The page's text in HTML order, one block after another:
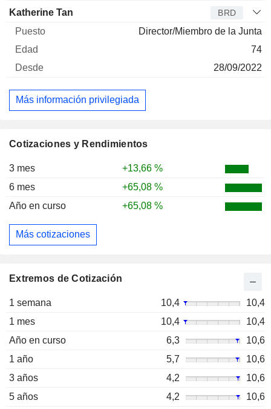
Cotizaciones y Rendimientos
3 mes
+13,66 %
6 mes
+65,08 %
Año en curso
+65,08 %
Más cotizaciones
Extremos de Cotización
1 semana 10,4
10,4
1 mes
10,4
10,4
Año en curso
6,3
10,6
1 año
5,7
10,6
3 años
4,2
10,6
5 años
4,2
10,6
Katherine Tan BRD
Director/Miembro de la Junta
74
28/09/2022
Más información privilegiada